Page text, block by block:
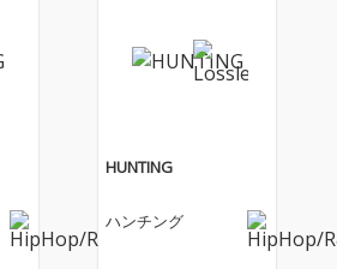
HUNTING
ハンチング